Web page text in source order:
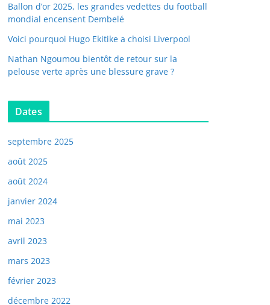
Ballon d’or 2025, les grandes vedettes du football
mondial encensent Dembelé
Voici pourquoi Hugo Ekitike a choisi Liverpool
Nathan Ngoumou bientôt de retour sur la
pelouse verte après une blessure grave ?
Dates
septembre 2025
août 2025
août 2024
janvier 2024
mai 2023
avril 2023
mars 2023
février 2023
décembre 2022